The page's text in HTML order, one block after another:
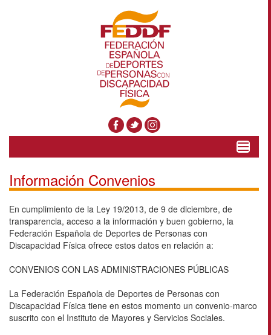
Toggle
Información Convenios
En cumplimiento de la Ley 19/2013, de 9 de diciembre, de
transparencia, acceso a la información y buen gobierno, la
Federación Española de Deportes de Personas con
Discapacidad Física ofrece estos datos en relación a:
CONVENIOS CON LAS ADMINISTRACIONES PÚBLICAS
La Federación Española de Deportes de Personas con
Discapacidad Física tiene en estos momento un convenio-marco
suscrito con el Instituto de Mayores y Servicios Sociales.